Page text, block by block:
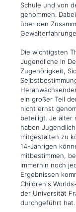
Schule und von
genommen.
über den
Die wichtigsten
Jugendliche in
Zugehörigkeit,
ein großer Teil
nicht ernst
beteiligt. Je älter
haben
mitgestalten zu
14-Jährigen
mitbestimmen,
immerhin noch
Ergebnissen
Children's
der Universität
durchgeführt hat.